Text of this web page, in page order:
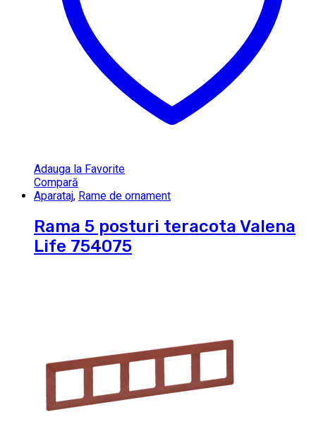
Adauga la Favorite
Compară
Aparataj, Rame de ornament
Rama 5 posturi teracota Valena
Life 754075